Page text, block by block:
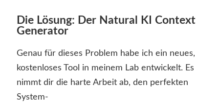
Die Lösung: Der Natural KI Context
Generator
Genau für dieses Problem habe ich ein neues,
kostenloses Tool in meinem Lab entwickelt. Es
nimmt dir die harte Arbeit ab, den perfekten
System-